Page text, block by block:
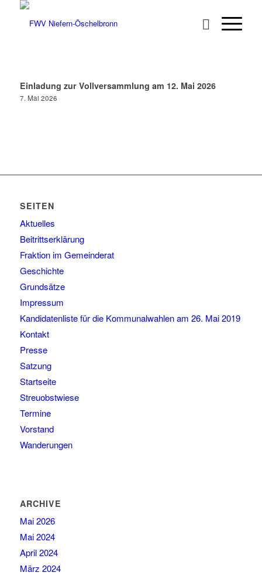
Einladung zur Vollversammlung am 12. Mai 2026
7. Mai 2026
SEITEN
Aktuelles
Beitrittserklärung
Fraktion im Gemeinderat
Geschichte
Grundsätze
Impressum
Kandidatenliste für die Kommunalwahlen am 26. Mai 2019
Kontakt
Presse
Satzung
Startseite
Streuobstwiese
Termine
Vorstand
Wanderungen
ARCHIVE
Mai 2026
Mai 2024
April 2024
März 2024